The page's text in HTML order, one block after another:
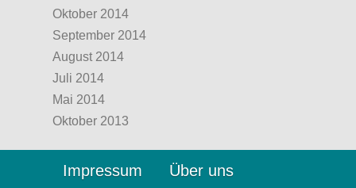
Oktober 2014
September 2014
August 2014
Juli 2014
Mai 2014
Oktober 2013
Impressum
Über uns